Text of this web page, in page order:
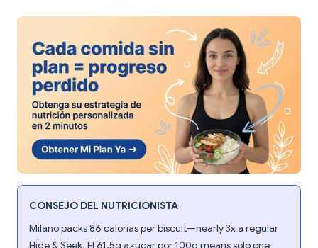
CONSEJO DEL NUTRICIONISTA
Milano packs 86 calorías per biscuit—nearly 3x a regular
Hide & Seek. El 61.5g azúcar por 100g means solo one